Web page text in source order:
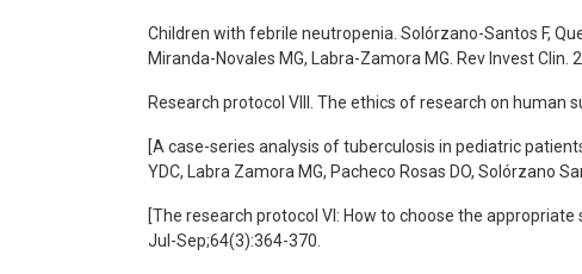
Children with febrile neutropenia. Solórzano-Santos F,
Miranda-Novales MG, Labra-Zamora MG. Rev Invest Clin.
Research protocol VIII. The ethics of research on human
[A case-series analysis of tuberculosis in pediatric
YDC, Labra Zamora MG, Pacheco Rosas DO, Solórzano
[The research protocol VI: How to choose the
Jul-Sep;64(3):364-370.